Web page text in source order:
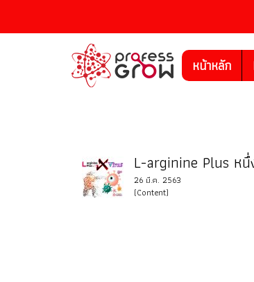
หน้าหลัก
L-arginine Plus หนึ่
26 มี.ค. 2563
(Content)